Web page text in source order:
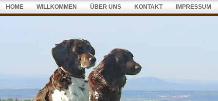
HOME WILLKOMMEN ÜBER UNS KONTAKT IMPRESSUM